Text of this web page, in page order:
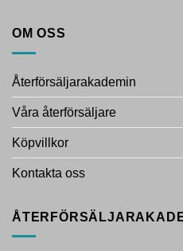
OM OSS
Återförsäljarakademin
Våra återförsäljare
Köpvillkor
Kontakta oss